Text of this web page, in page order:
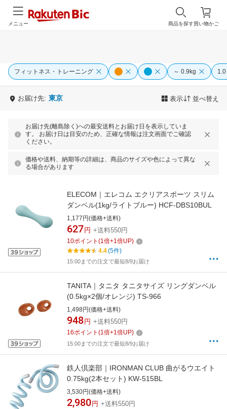
買い物かご
商品を探す
メニュー
フィットネス・トレーニング ～ 0.9kg
お届け先: 東京 表示 並べ替え
お届け先(離島除く)への最安送料とお届け日を表示していま
す。 お届け日は目安のため、正確な情報は注文画面でご確認
ください。
価格や送料、納期等の詳細は、商品のサイズや色によって異な
る場合があります
ELECOM｜エレコム エクリアスポーツ スリム
ダンベル(1kg/ライトブルー) HCF-DBS10BUL
1,177円(価格+送料)
627 円 +送料550円
10ポイント (1倍+1倍UP)
4.4(5件)
15:00までの注文で最短8/9お届け
TANITA｜タニタ タニタサイズ リングダンベル
(0.5kg×2個/オレンジ) TS-966
1,498円(価格+送料)
948 円 +送料550円
16ポイント (1倍+1倍UP)
15:00までの注文で最短8/9お届け
鉄人倶楽部｜IRONMAN CLUB 曲がるウエイト
0.75kg(2本セット) KW-515BL
3,530円(価格+送料)
2,980 円 +送料550円